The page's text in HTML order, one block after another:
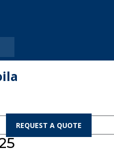
REQUEST A QUOTE
A